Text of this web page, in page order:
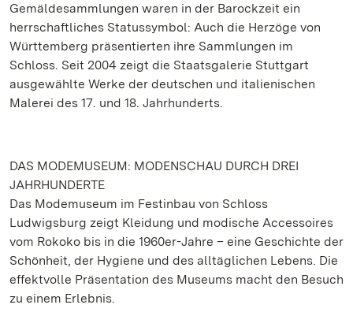
Gemäldesammlungen waren in der Barockzeit ein
herrschaftliches Statussymbol: Auch die Herzöge von
Württemberg präsentierten ihre Sammlungen im
Schloss. Seit 2004 zeigt die Staatsgalerie Stuttgart
ausgewählte Werke der deutschen und italienischen
Malerei des 17. und 18. Jahrhunderts.
DAS MODEMUSEUM: MODENSCHAU DURCH DREI
JAHRHUNDERTE
Das Modemuseum im Festinbau von Schloss
Ludwigsburg zeigt Kleidung und modische Accessoires
vom Rokoko bis in die 1960er-Jahre – eine Geschichte der
Schönheit, der Hygiene und des alltäglichen Lebens. Die
effektvolle Präsentation des Museums macht den Besuch
zu einem Erlebnis.